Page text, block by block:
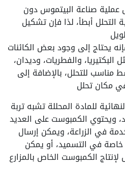
عملية صناعة البيتموس دون
التحلل أبطأ، لذا فإن تشكيل
يحتاج إلى وجود بعض الكائنات
البكتيريا، والفطريات، وديدان،
للتحلل، بالإضافة إلى
مكان تحلل
للمادة المحللة تشبه تربة
ويحتوي الكمبوست على العديد
في الزراعة، ويمكن إرسال
في التسميد، أو يمكن
الكمبوست الخاص بالمزارع